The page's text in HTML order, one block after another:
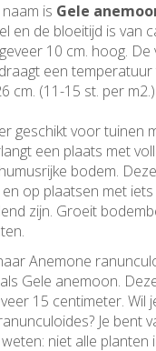
is Gele
en de bloeitijd is van
10 cm. hoog.
een
cm. (11-15 st. per
geschikt voor tuinen
een plaats met
bodem.
op plaatsen met
zijn. Groeit
Anemone
Gele anemoon.
15 centimeter.
Je bent
niet alle